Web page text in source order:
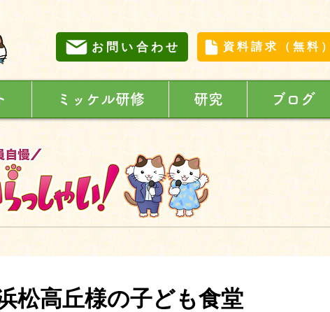
お問い合わせ 資料請求（無料）
ミッケル研修 研究 ブログ
松高丘様の子ども食堂